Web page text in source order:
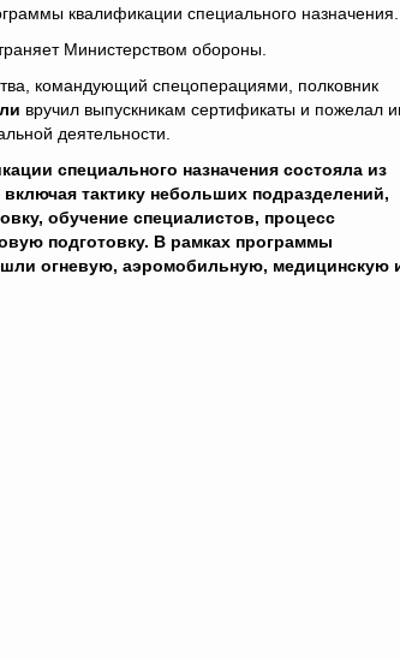
квалификации специального назначения.
Министерством обороны.
командующий спецоперациями, полковник
вручил выпускникам сертификаты и пожелал
деятельности.
специального назначения состояла из
тактику небольших подразделений,
обучение специалистов, процесс
подготовку. В рамках программы
огневую, аэромобильную, медицинскую